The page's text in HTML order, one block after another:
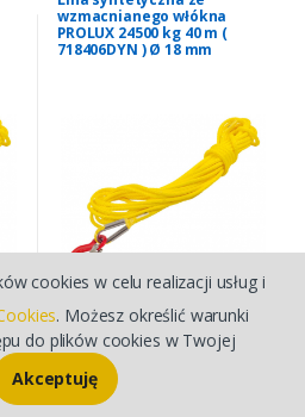
cookies w celu realizacji usług i
. Możesz określić warunki
do plików cookies w Twojej
Akceptuję
wzmacnianego włókna
PROLUX 24500 kg 40 m (
718406DYN ) Ø 18 mm
(0)
Indeks: PX718406DYN
4 580,00 PLN
3 723,58 PLN netto